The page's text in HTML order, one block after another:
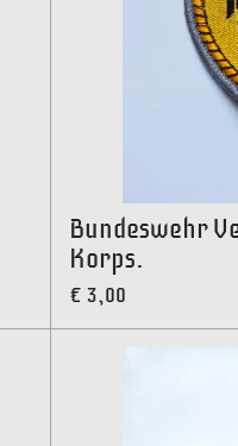
Bundeswehr
Korps.
€ 3,00